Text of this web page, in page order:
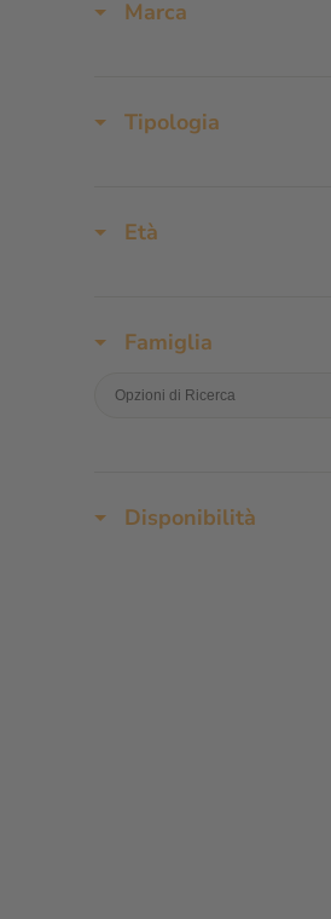
Marca
Tipologia
Età
Famiglia
Disponibilità